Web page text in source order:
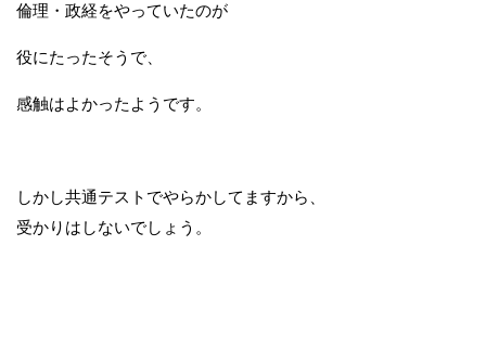
倫理・政経をやっていたのが
役にたったそうで、
感触はよかったようです。
しかし共通テストでやらかしてますから、
受かりはしないでしょう。